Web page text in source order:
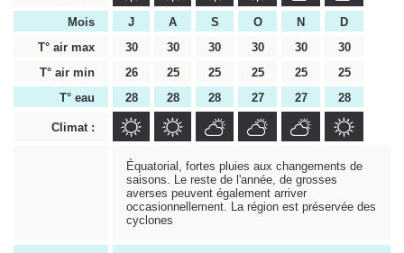
Mois J A S O N
D
T° air max
30 30 30 30 30
30
T° air min
26 25 25 25 25
25
T° eau
28 28 28 27 27 28
Climat :
Équatorial, fortes pluies aux changements de
saisons. Le reste de l'année, de grosses
averses peuvent également arriver
occasionnellement. La région est préservée des
cyclones